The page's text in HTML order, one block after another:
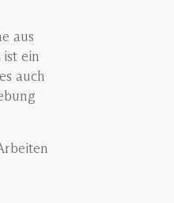
aus
ein
auch